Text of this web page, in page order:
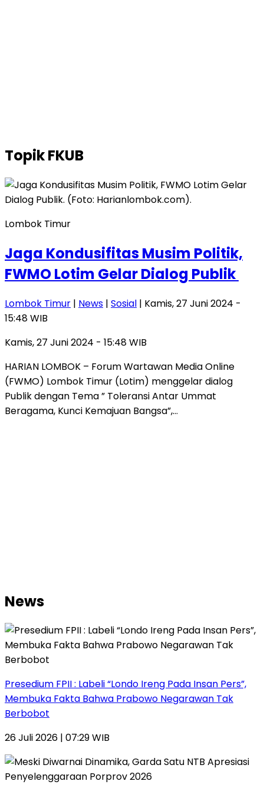
TopikFKUB
Lombok Timur
Jaga Kondusifitas Musim Politik,
FWMO Lotim Gelar Dialog Publik
Lombok Timur | News | Sosial | Kamis, 27 Juni 2024 -
15:48 WIB
Kamis, 27 Juni 2024 - 15:48 WIB
HARIAN LOMBOK – Forum Wartawan Media Online
(FWMO) Lombok Timur (Lotim) menggelar dialog
Publik dengan Tema ” Toleransi Antar Ummat
Beragama, Kunci Kemajuan Bangsa”,…
News
Presedium FPII : Labeli “Londo Ireng Pada Insan Pers”,
Membuka Fakta Bahwa Prabowo Negarawan Tak
Berbobot
26 Juli 2026 | 07:29 WIB